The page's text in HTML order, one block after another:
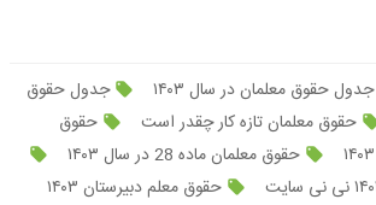
جدول حقوق معلمان در سال ۱۴۰۳
جدول حقوق
حقوق معلمان تازه کار چقدر است
حقوق
حقوق معلمان ماده 28 در سال ۱۴۰۳
حقوق معلم دبیرستان ۱۴۰۳